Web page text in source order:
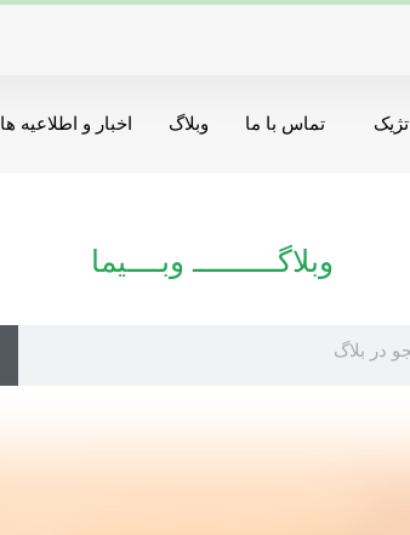
تماس با ما وبلاگ اخبار و اطلاعیه ها
وبلاگــــــــــ وبــــیما